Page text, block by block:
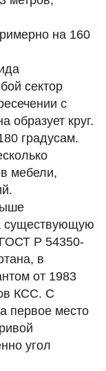
на 160
сектор
с
образует круг.
градусам.
мебели,
существующую
Р 54350-
в
от 1983
КСС. С
первое место
угол